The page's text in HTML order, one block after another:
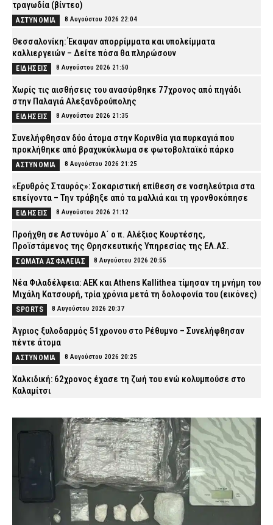
τραγωδία (βίντεο)
ΑΣΤΥΝΟΜΙΑ 8 Αυγούστου 2026 22:04
Θεσσαλονίκη: Έκαψαν απορρίμματα και υπολείμματα
καλλιεργειών – Δείτε πόσα θα πληρώσουν
ΕΙΔΗΣΕΙΣ 8 Αυγούστου 2026 21:50
Χωρίς τις αισθήσεις του ανασύρθηκε 77χρονος από πηγάδι
στην Παλαγιά Αλεξανδρούπολης
ΕΙΔΗΣΕΙΣ 8 Αυγούστου 2026 21:35
Συνελήφθησαν δύο άτομα στην Κορινθία για πυρκαγιά που
προκλήθηκε από βραχυκύκλωμα σε φωτοβολταϊκό πάρκο
ΑΣΤΥΝΟΜΙΑ 8 Αυγούστου 2026 21:25
«Ερυθρός Σταυρός»: Σοκαριστική επίθεση σε νοσηλεύτρια στα
επείγοντα – Την τράβηξε από τα μαλλιά και τη γρονθοκόπησε
ΕΙΔΗΣΕΙΣ 8 Αυγούστου 2026 21:12
Προήχθη σε Αστυνόμο Α΄ ο π. Αλέξιος Κουρτέσης,
Προϊστάμενος της Θρησκευτικής Υπηρεσίας της ΕΛ.ΑΣ.
ΣΩΜΑΤΑ ΑΣΦΑΛΕΙΑΣ 8 Αυγούστου 2026 20:55
Νέα Φιλαδέλφεια: ΑΕΚ και Athens Kallithea τίμησαν τη μνήμη του
Μιχάλη Κατσουρή, τρία χρόνια μετά τη δολοφονία του (εικόνες)
SPORTS 8 Αυγούστου 2026 20:37
Άγριος ξυλοδαρμός 51χρονου στο Ρέθυμνο – Συνελήφθησαν
πέντε άτομα
ΑΣΤΥΝΟΜΙΑ 8 Αυγούστου 2026 20:25
Χαλκιδική: 62χρονος έχασε τη ζωή του ενώ κολυμπούσε στο
Καλαμίτσι
Αθήνα: Κλείνει τα μεσάνυχτα ο λόφος Φινόπουλου λόγω
αυξημένου κινδύνου πυρκαγιάς
8 Αυγούστου 2026 19:56
Τραγωδία στην Πάρο: Πνίγηκε τετράχρονο παιδί σε πισίνα –
Προσήχθησαν ιδιοκτήτης και γονείς
ΑΣΤΥΝΟΜΙΑ 8 Αυγούστου 2026 19:32